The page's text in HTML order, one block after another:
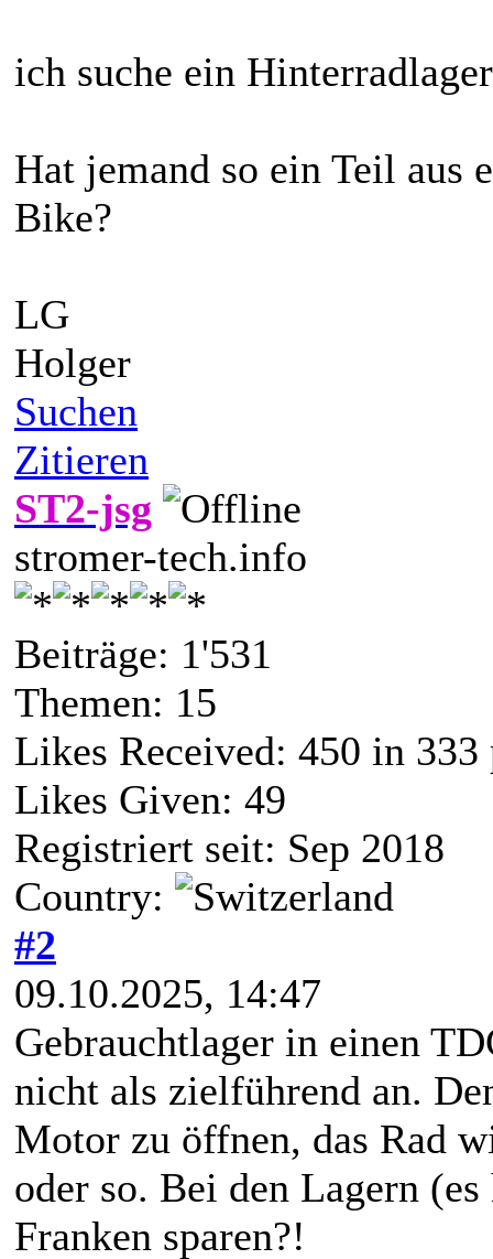
ich suche ein
Hat jemand so ein Teil aus
Bike?
LG
Holger
Suchen
Zitieren
ST2-jsg
stromer-tech.info
Beiträge: 1'531
Themen: 15
Likes Received: 450 in 333
Likes Given: 49
Registriert seit: Sep 2018
Country:
#2
09.10.2025, 14:47
Gebrauchtlager in einen
nicht als zielführend an.
Motor zu öffnen, das Rad
oder so. Bei den Lagern
Franken sparen?!